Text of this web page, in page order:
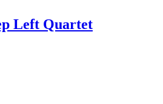
Left Quartet